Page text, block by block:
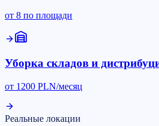
от 8 по площади
Уборка складов и
от 1200 PLN/месяц
Реальные локации